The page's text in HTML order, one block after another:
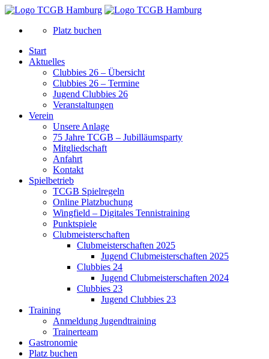
Platz buchen
Start
Aktuelles
Clubbies 26 – Übersicht
Clubbies 26 – Termine
Jugend Clubbies 26
Veranstaltungen
Verein
Unsere Anlage
75 Jahre TCGB – Jubilläumsparty
Mitgliedschaft
Anfahrt
Kontakt
Spielbetrieb
TCGB Spielregeln
Online Platzbuchung
Wingfield – Digitales Tennistraining
Punktspiele
Clubmeisterschaften
Clubmeisterschaften 2025
Jugend Clubmeisterschaften 2025
Clubbies 24
Jugend Clubmeisterschaften 2024
Clubbies 23
Jugend Clubbies 23
Training
Anmeldung Jugendtraining
Trainerteam
Gastronomie
Platz buchen